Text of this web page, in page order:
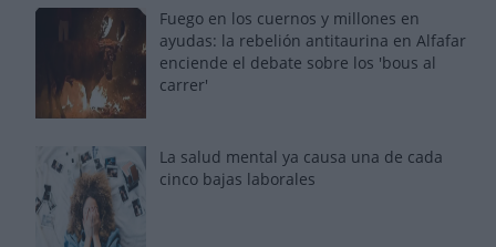
Fuego en los cuernos y millones en
ayudas: la rebelión antitaurina en Alfafar
enciende el debate sobre los 'bous al
carrer'
La salud mental ya causa una de cada
cinco bajas laborales